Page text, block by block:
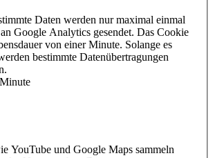
Daten werden nur maximal einmal
Google Analytics gesendet. Das Cookie
von einer Minute. Solange es
bestimmte Datenübertragungen
YouTube und Google Maps sammeln